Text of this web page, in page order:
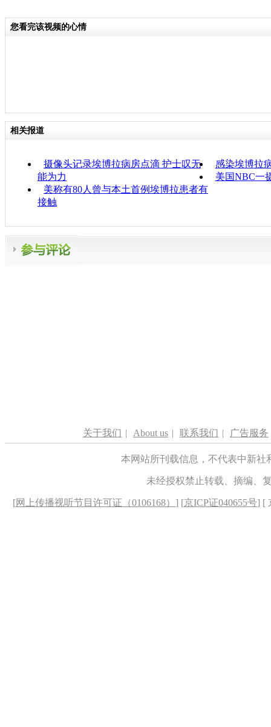
您看完该视频的心情
相关报道
摄像头记录埃博拉病房点滴 护士叹无
能为力
感染埃博拉
美国NBC一
美称有80人曾与本土首例埃博拉患者有
接触
关于我们 | About us | 联系我们 | 广告服务
本网站所刊载信息，不代表中新
未经授权禁止转载、摘编、
[网上传播视听节目许可证（0106168） ] [京ICP证040655号] [